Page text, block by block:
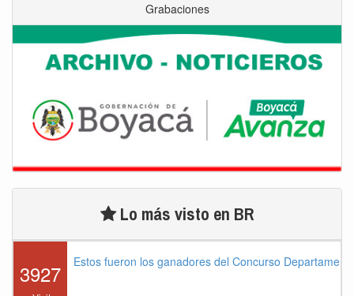
Grabaciones
Lo más visto en BR
3927 Estos fueron los ganadores del Concurso